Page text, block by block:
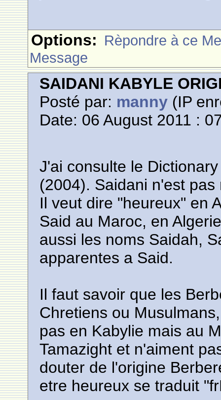
Options: Rèpondre à ce
Message
SAIDANI KABYLE
Posté par: manny (IP
Date: 06 August 2011 :
J'ai consulte le
(2004). Saidani n'est
Il veut dire "heureux" en
Said au Maroc, en
aussi les noms Saidah,
apparentes a Said.
Il faut savoir que les
Chretiens ou
pas en Kabylie mais au
Tamazight et n'aiment
douter de l'origine
etre heureux se traduit